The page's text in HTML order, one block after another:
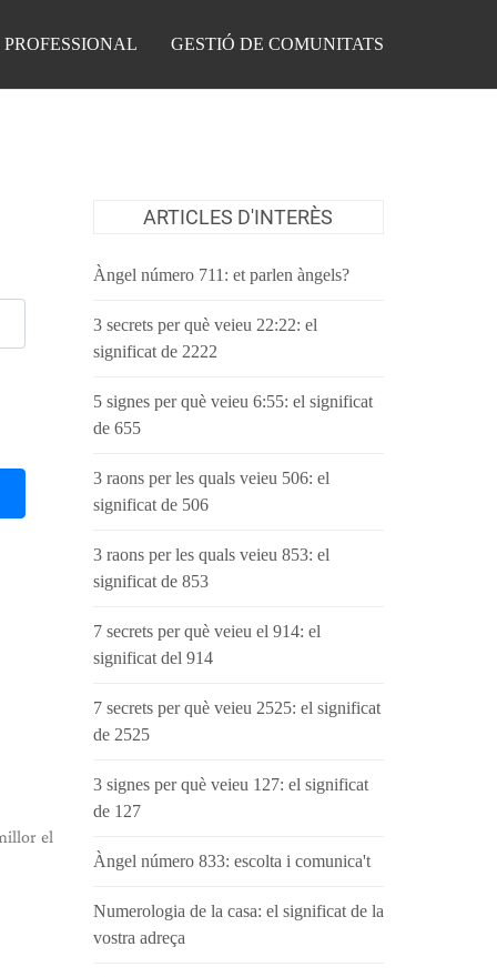
GESTIÓ DE COMUNITATS
el
ARTICLES D'INTERÈS
Àngel número 711: et parlen àngels?
3 secrets per què veieu 22:22: el
significat de 2222
5 signes per què veieu 6:55: el significat
de 655
3 raons per les quals veieu 506: el
significat de 506
3 raons per les quals veieu 853: el
significat de 853
7 secrets per què veieu el 914: el
significat del 914
7 secrets per què veieu 2525: el significat
de 2525
3 signes per què veieu 127: el significat
de 127
Àngel número 833: escolta i comunica't
Numerologia de la casa: el significat de la
vostra adreça